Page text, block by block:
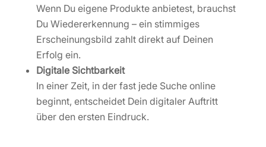
Wenn Du eigene Produkte anbietest, brauchst
Du Wiedererkennung – ein stimmiges
Erscheinungsbild zahlt direkt auf Deinen
Erfolg ein.
Digitale Sichtbarkeit
In einer Zeit, in der fast jede Suche online
beginnt, entscheidet Dein digitaler Auftritt
über den ersten Eindruck.